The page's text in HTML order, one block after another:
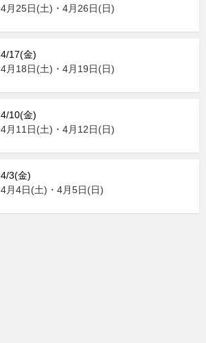
4月25日(土)・4月26日(日)
4/17(金)
4月18日(土)・4月19日(日)
4/10(金)
4月11日(土)・4月12日(日)
4/3(金)
4月4日(土)・4月5日(日)